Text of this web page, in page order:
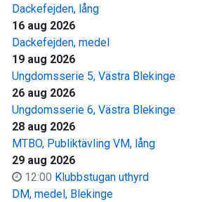
Dackefejden, lång
16 aug 2026
Dackefejden, medel
19 aug 2026
Ungdomsserie 5, Västra Blekinge
26 aug 2026
Ungdomsserie 6, Västra Blekinge
28 aug 2026
MTBO, Publiktävling VM, lång
29 aug 2026
12:00 Klubbstugan uthyrd
DM, medel, Blekinge